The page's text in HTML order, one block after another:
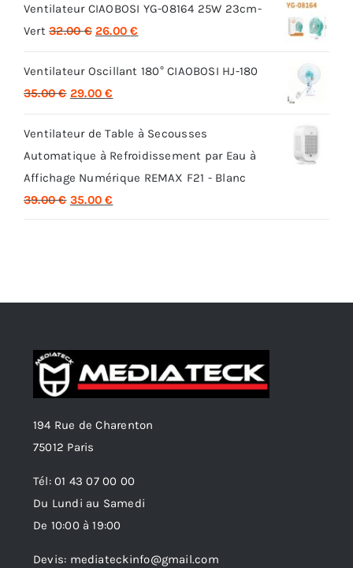
Ventilateur CIAOBOSI YG-08164 25W 23cm-
Vert 32.00€ Le
initial
était :
26.00€
actuel
Ventilateur Oscillant 180° CIAOBOSI HJ-180
35.00€ Le
initial
était :
35.00 €.
29.00€
actuel
est :
29.00 €.
Ventilateur de Table à Secousses
Automatique à Refroidissement par Eau à
Affichage Numérique REMAX F21 - Blanc
39.00€ Le
35.00€
194 Rue de Charenton
75012 Paris
Tél: 01 43 07 00 00
Du Lundi au Samedi
De 10:00 à 19:00
Devis: mediateckinfo@gmail.com